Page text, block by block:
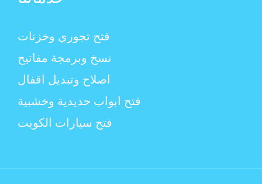
فتح تجوري وخزنات
نسخ وبرمجة مفاتيح
اصلاح وتبديل اقفال
فتح ابواب حديدية وخشبية
فتح سيارات الكويت